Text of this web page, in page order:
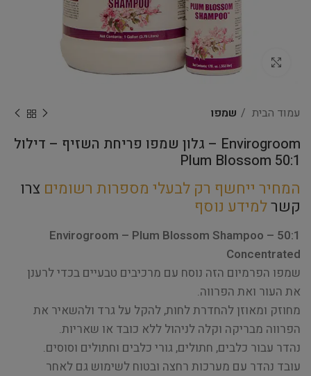
Click to enlarge
עמוד הבית שמפו
Envirogroom – גלון שמפו פריחת השזיף – דילול
50:1 Plum Blossom
המחיר ייחשף רק לבעלי מספרות רשומים צרו
קשרלמידע נוסף
Envirogroom – Plum Blossom Shampoo – 50:1
Concentrated
שמפו הפרמיום הזה נוסח עם מרכיבים טבעיים בכדי לרענן
את העור ואת הפרווה.
מחוזק ומאוזן להחדרת לחות, להקל על גרד ולהשאיר את
הפרווה מבריקה וקלה לניהול ללא כובד או שאריות.
נהדר עבור כלבים, חתולים, גורי כלבים וחתולים וסוסים.
עובד נהדר עם מערכות רחצה ובטוח לשימוש גם לאחר